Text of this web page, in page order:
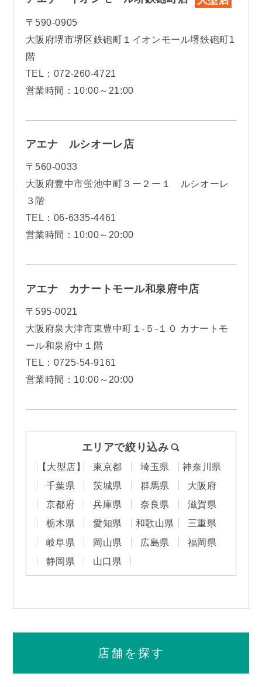
〒590-0905
大阪府堺市堺区鉄砲町１イオンモール堺鉄砲町1
階
TEL：072-260-4721
営業時間：10:00～21:00
アエナ ルシオーレ店
〒560-0033
大阪府豊中市蛍池中町３ー２ー１ ルシオーレ
３階
TEL：06-6335-4461
営業時間：10:00～20:00
アエナ カナートモール和泉府中店
〒595-0021
大阪府泉大津市東豊中町１-５-１０ カナートモ
ール和泉府中１階
TEL：0725-54-9161
営業時間：10:00～20:00
エリアで絞り込み
【大型店】 東京都 埼玉県
神奈川県
千葉県
茨城県 群馬県
大阪府
京都府
兵庫県 奈良県
滋賀県
栃木県
愛知県 和歌山県
三重県
岐阜県
岡山県 広島県
福岡県
静岡県
山口県
店舗を探す